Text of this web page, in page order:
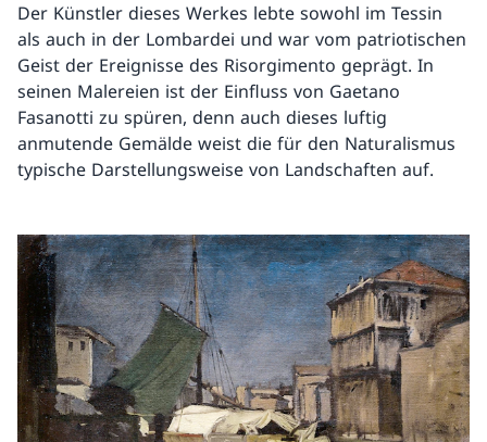
Der Künstler dieses Werkes lebte sowohl im Tessin
als auch in der Lombardei und war vom patriotischen
Geist der Ereignisse des Risorgimento geprägt. In
seinen Malereien ist der Einfluss von Gaetano
Fasanotti zu spüren, denn auch dieses luftig
anmutende Gemälde weist die für den Naturalismus
typische Darstellungsweise von Landschaften auf.